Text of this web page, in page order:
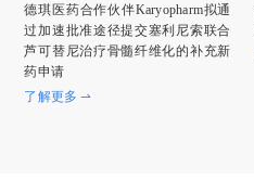
德琪医药合作伙伴Karyopharm拟通
过加速批准途径提交塞利尼索联合
芦可替尼治疗骨髓纤维化的补充新
药申请
了解更多